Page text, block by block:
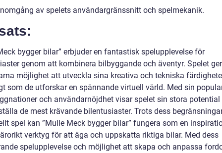
av spelets användargränssnitt och spelmekanik.
bygger bilar” erbjuder en fantastisk spelupplevelse för
genom att kombinera bilbyggande och äventyr. Spelet ger
möjlighet att utveckla sina kreativa och tekniska
som de utforskar en spännande virtuell värld. Med sin
och användarnöjdhet visar spelet sin stora
de mest krävande bilentusiaster. Trots dess
spel kan ”Mulle Meck bygger bilar” fungera som en
verktyg för att äga och uppskatta riktiga bilar. Med dess
spelupplevelse och möjlighet att skapa och anpassa